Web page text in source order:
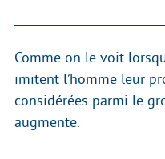
Comme on le voit
imitent l’homme leur
considérées parmi le
augmente.